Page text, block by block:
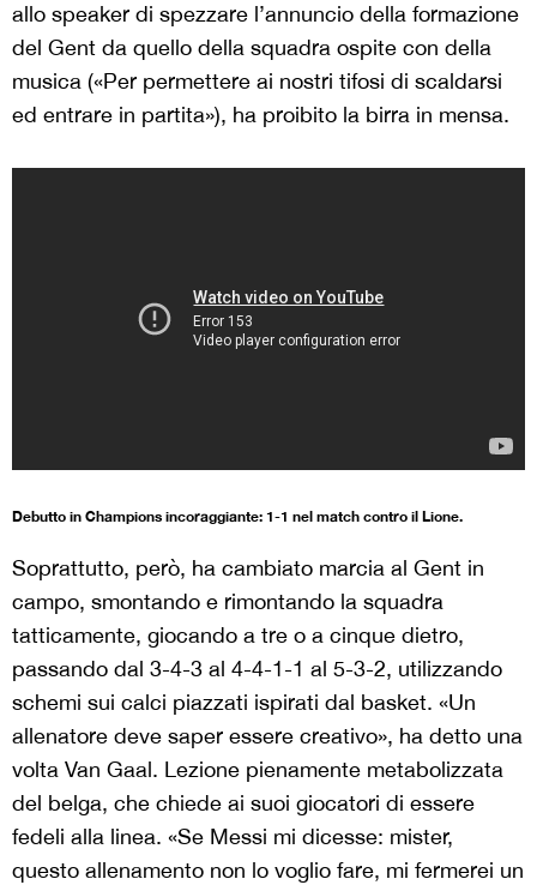
allo speaker di spezzare l’annuncio della formazione
del Gent da quello della squadra ospite con della
musica («Per permettere ai nostri tifosi di scaldarsi
ed entrare in partita»), ha proibito la birra in mensa.
Debutto in Champions incoraggiante: 1-1 nel match contro il Lione.
Soprattutto, però, ha cambiato marcia al Gent in
campo, smontando e rimontando la squadra
tatticamente, giocando a tre o a cinque dietro,
passando dal 3-4-3 al 4-4-1-1 al 5-3-2, utilizzando
schemi sui calci piazzati ispirati dal basket. «Un
allenatore deve saper essere creativo», ha detto una
volta Van Gaal. Lezione pienamente metabolizzata
del belga, che chiede ai suoi giocatori di essere
fedeli alla linea. «Se Messi mi dicesse: mister,
questo allenamento non lo voglio fare, mi fermerei un